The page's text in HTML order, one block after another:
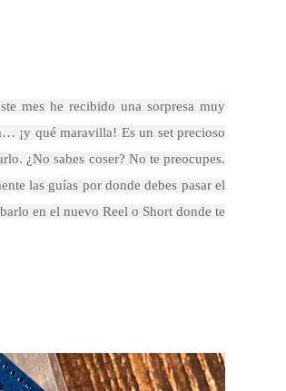
mes he recibido una sorpresa muy
… ¡y qué maravilla! Es un set precioso
¿No sabes coser? No te preocupes.
las guías por donde debes pasar el
en el nuevo Reel o Short donde te